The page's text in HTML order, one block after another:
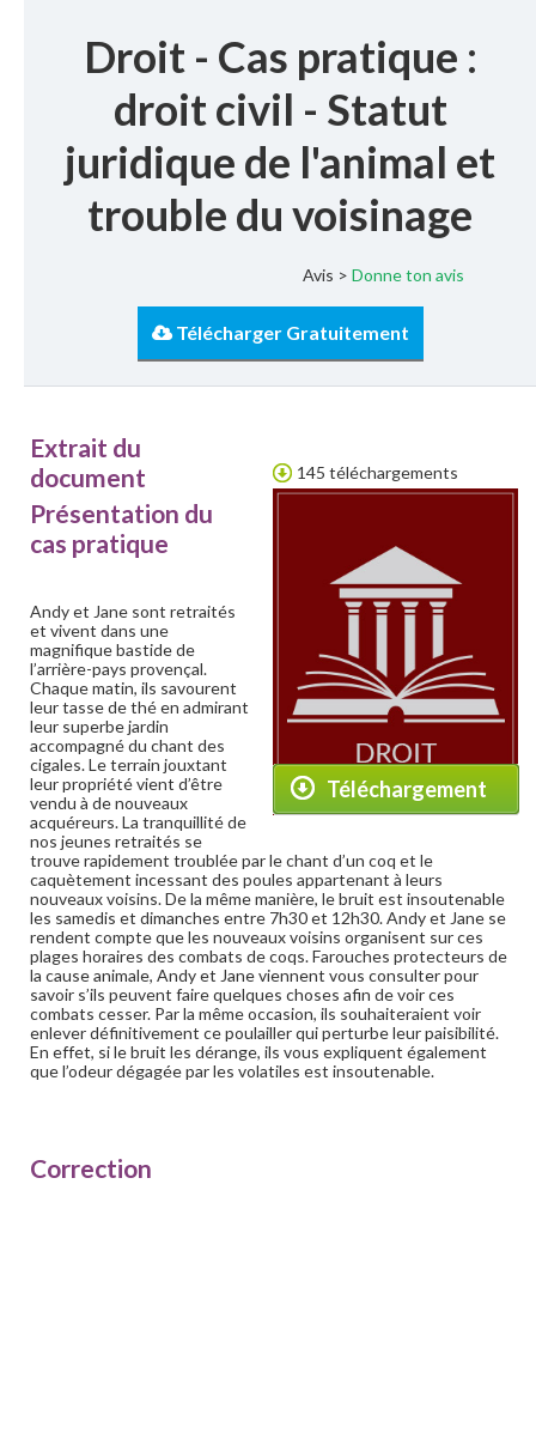
Droit - Cas pratique :
droit civil - Statut
juridique de l'animal et
trouble du voisinage
Avis > Donne ton avis
Télécharger Gratuitement
Téléchargement
145 téléchargements
Extrait du
document
Présentation du
cas pratique
Andy et Jane sont retraités
et vivent dans une
magnifique bastide de
l’arrière-pays provençal.
Chaque matin, ils savourent
leur tasse de thé en admirant
leur superbe jardin
accompagné du chant des
cigales. Le terrain jouxtant
leur propriété vient d’être
vendu à de nouveaux
acquéreurs. La tranquillité de
nos jeunes retraités se
trouve rapidement troublée par le chant d’un coq et le
caquètement incessant des poules appartenant à leurs
nouveaux voisins. De la même manière, le bruit est insoutenable
les samedis et dimanches entre 7h30 et 12h30. Andy et Jane se
rendent compte que les nouveaux voisins organisent sur ces
plages horaires des combats de coqs. Farouches protecteurs de
la cause animale, Andy et Jane viennent vous consulter pour
savoir s’ils peuvent faire quelques choses afin de voir ces
combats cesser. Par la même occasion, ils souhaiteraient voir
enlever définitivement ce poulailler qui perturbe leur paisibilité.
En effet, si le bruit les dérange, ils vous expliquent également
que l’odeur dégagée par les volatiles est insoutenable.
Correction